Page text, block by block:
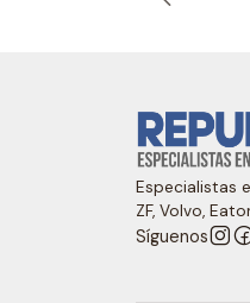
Especialistas
ZF, Volvo,
Síguenos